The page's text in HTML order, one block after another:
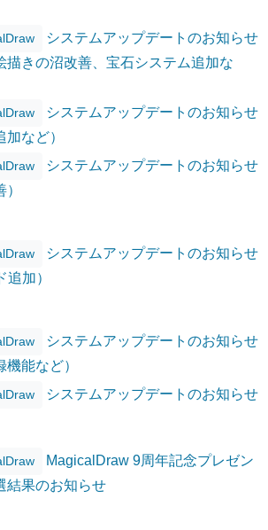
システムアップデートのお知らせ
描きの沼改善、宝石システム追加な
システムアップデートのお知らせ
加など）
システムアップデートのお知らせ
システムアップデートのお知らせ
追加）
システムアップデートのお知らせ
機能など）
システムアップデートのお知らせ
MagicalDraw 9周年記念プレゼン
結果のお知らせ